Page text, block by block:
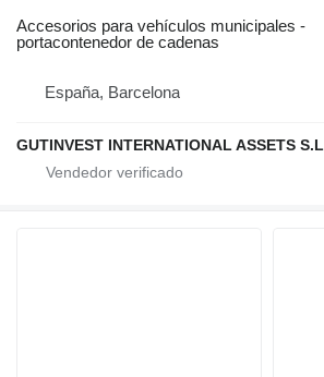
Accesorios para vehículos municipales -
portacontenedor de cadenas
España, Barcelona
GUTINVEST INTERNATIONAL ASSETS S.L